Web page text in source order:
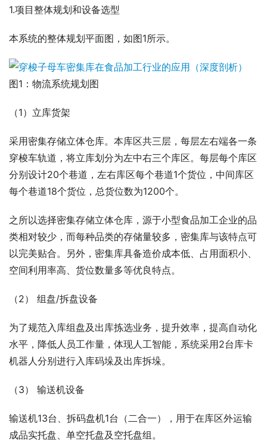
1.项目整体规划和设备选型
本系统的整体规划平面图，如图1所示。
图1：物流系统规划图
（1）立库货架
采用密集存储立体仓库。本库区共三层，每层左右端各一条
穿梭车轨道，将立库划分为左中右三个库区。每层每个库区
分别设计20个巷道，左右库区每个巷道1个货位，中间库区
每个巷道18个货位，总货位数为1200个。
之所以选择密集存储立体仓库，源于小型食品加工企业的品
类相对较少，而每种品类的存储量较多，密集库与该特点可
以完美贴合。另外，密集库具备造价成本低、占用面积小、
空间利用率高、货位数量多等优良特点。
（2） 组盘/拆盘设备
为了规范入库组盘及出库拣选业务，提升效率，提高自动化
水平，降低人员工作量，体现人工智能，系统采用2台库卡
机器人分别进行入库码垛及出库拆垛。
（3） 输送机设备
输送机13台、拆码盘机1台（二合一），用于在库区外运输
成品实托盘、单空托盘及空托盘组。